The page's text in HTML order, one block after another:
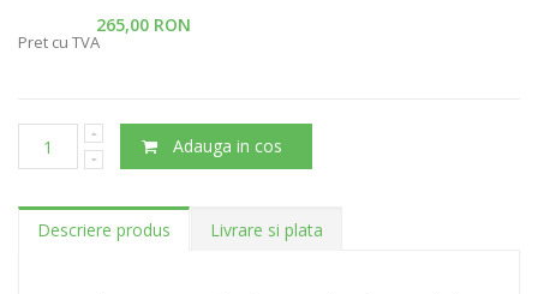
265,00 RON
Pret cu TVA
Adauga in cos
Descriere produs Livrare si plata